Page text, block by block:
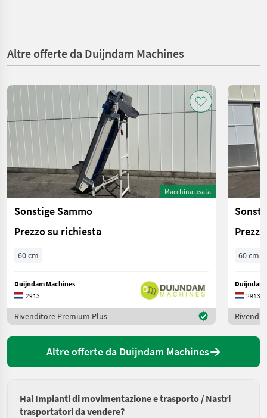
Altre offerte da Duijndam Machines
Macchina usata
Sonstige Sammo
Prezzo su richiesta
60 cm
Duijndam Machines
2913 L
Rivenditore Premium Plus
60 cm
Duijndam
2913 L
Altre offerte da Duijndam Machines
Hai Impianti di movimentazione e trasporto / Nastri
trasportatori da vendere?